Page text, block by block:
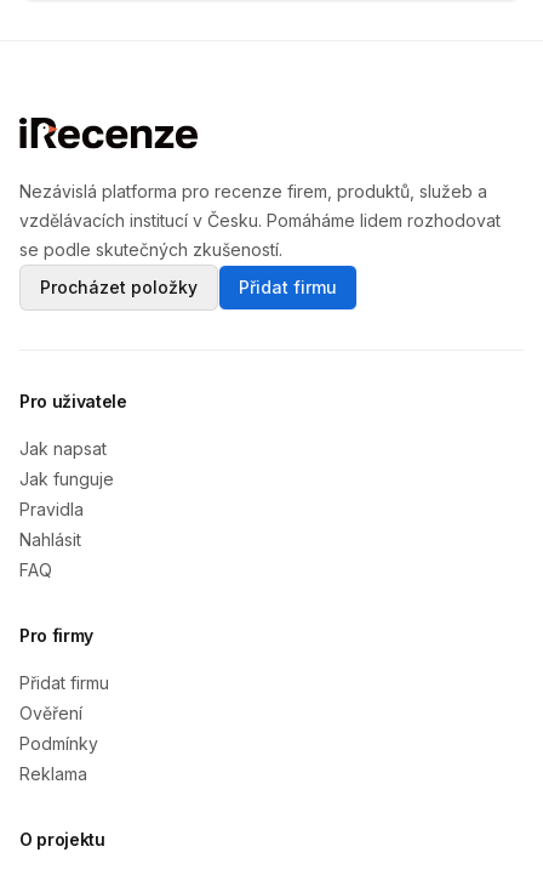
Nezávislá platforma pro recenze firem, produktů, služeb a
vzdělávacích institucí v Česku. Pomáháme lidem rozhodovat
se podle skutečných zkušeností.
Procházet položky
Přidat firmu
Pro uživatele
Jak napsat
Jak funguje
Pravidla
Nahlásit
FAQ
Pro firmy
Přidat firmu
Ověření
Podmínky
Reklama
O projektu